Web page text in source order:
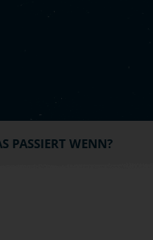
PASSIERT WENN?